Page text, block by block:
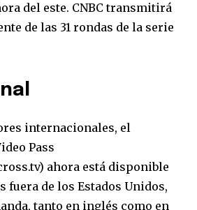
del este. CNBC transmitirá
de las 31 rondas de la serie
internacionales, el
Pass
ahora está disponible
fuera de los Estados Unidos,
tanto en inglés como en